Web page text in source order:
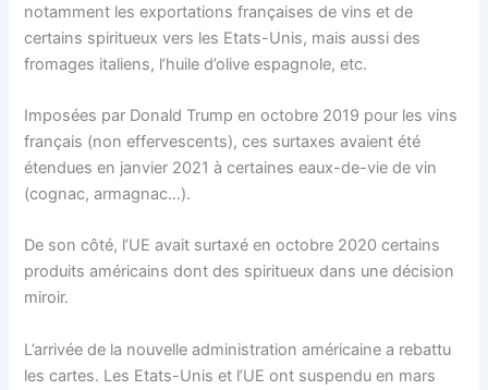
notamment les exportations françaises de vins et de
certains spiritueux vers les Etats-Unis, mais aussi des
fromages italiens, l’huile d’olive espagnole, etc.
Imposées par Donald Trump en octobre 2019 pour les vins
français (non effervescents), ces surtaxes avaient été
étendues en janvier 2021 à certaines eaux-de-vie de vin
(cognac, armagnac…).
De son côté, l’UE avait surtaxé en octobre 2020 certains
produits américains dont des spiritueux dans une décision
miroir.
L’arrivée de la nouvelle administration américaine a rebattu
les cartes. Les Etats-Unis et l’UE ont suspendu en mars